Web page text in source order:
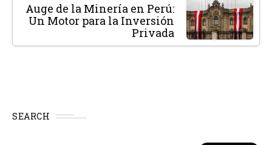
Auge de la Minería en Perú:
Un Motor para la Inversión
Privada
SEARCH